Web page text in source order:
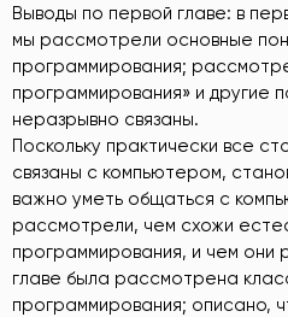
Выводы по первой главе: в
мы рассмотрели основные
программирования;
программирования» и другие
неразрывно связаны.
Поскольку практически все
связаны с компьютером,
важно уметь общаться с
рассмотрели, чем схожи
программирования, и чем они
главе была рассмотрена
программирования; описано,